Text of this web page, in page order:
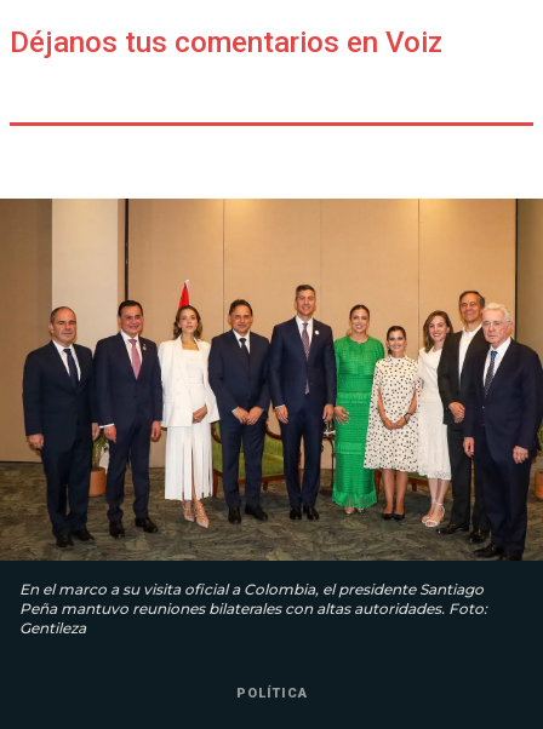
Déjanos tus comentarios en Voiz
En el marco a su visita oficial a Colombia, el presidente Santiago
Peña mantuvo reuniones bilaterales con altas autoridades. Foto:
Gentileza
POLÍTICA